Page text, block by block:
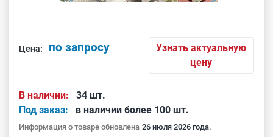
Цена: по запросу
Узнать актуальную
цену
В наличии:
34 шт.
Под заказ:
в наличии более 100 шт.
Информация о товаре обновлена 26 июля 2026 года.